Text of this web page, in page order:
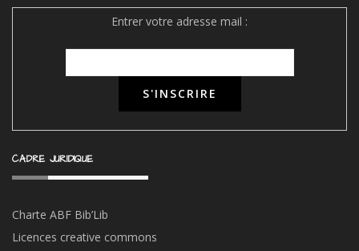
Entrer votre adresse mail :
CADRE JURIDIQUE
Charte ABF Bib’Lib
Licences creative commons